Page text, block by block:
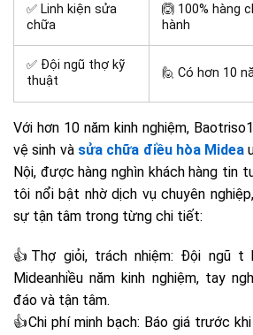
✅ Linh kiện sửa
chữa
🙆 100% hàng
hành
✅ Đội ngũ thợ kỹ
thuật
🙋 Có hơn 10
Với hơn 10 năm kinh nghiệm,
vệ sinh và sửa chữa điều hòa Midea
Nội, được hàng nghìn khách hàng tin
tôi nổi bật nhờ dịch vụ chuyên
sự tận tâm trong từng chi tiết:
👍Thợ giỏi, trách nhiệm: Đội ngũ t
Mideanhiều năm kinh nghiệm, tay
đáo và tận tâm.
👍Chi phí minh bạch: Báo giá trước